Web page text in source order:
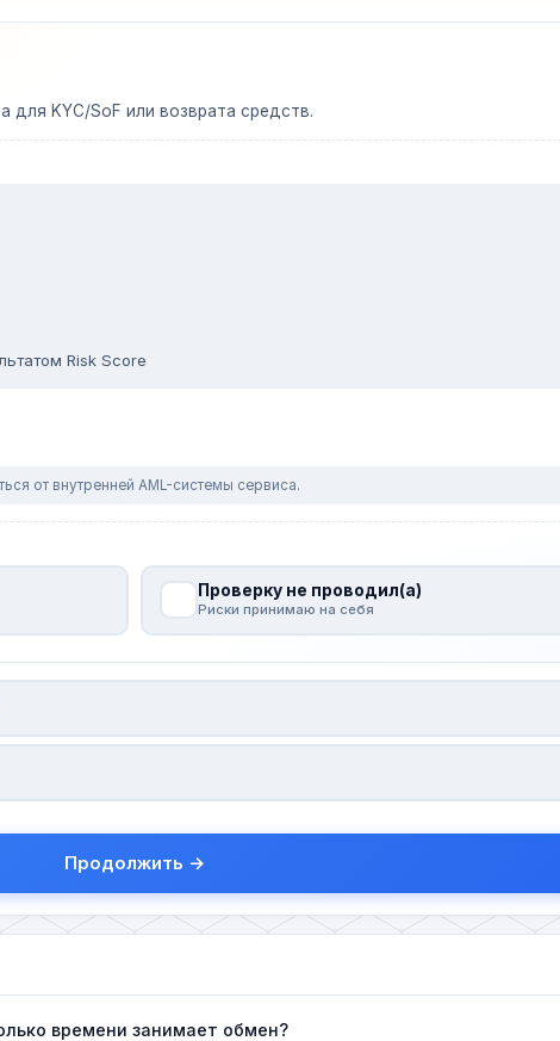
KYC/SoF или возврата средств.
Risk Score
от внутренней AML-системы сервиса.
Проверку не проводил(а)
Риски принимаю на себя
Продолжить →
времени занимает обмен?